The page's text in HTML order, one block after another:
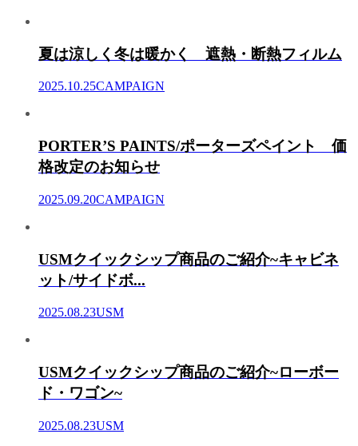
夏は涼しく冬は暖かく 遮熱・断熱フィルム
2025.10.25CAMPAIGN
PORTER’S PAINTS/ポーターズペイント 価
格改定のお知らせ
2025.09.20CAMPAIGN
USMクイックシップ商品のご紹介~キャビネ
ット/サイドボ...
2025.08.23USM
USMクイックシップ商品のご紹介~ローボー
ド・ワゴン~
2025.08.23USM